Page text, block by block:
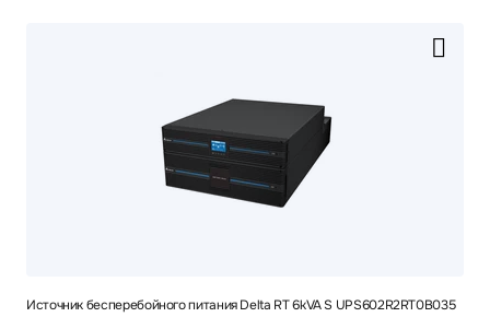
Источник бесперебойного питания Delta RT 6kVA S UPS602R2RT0B035